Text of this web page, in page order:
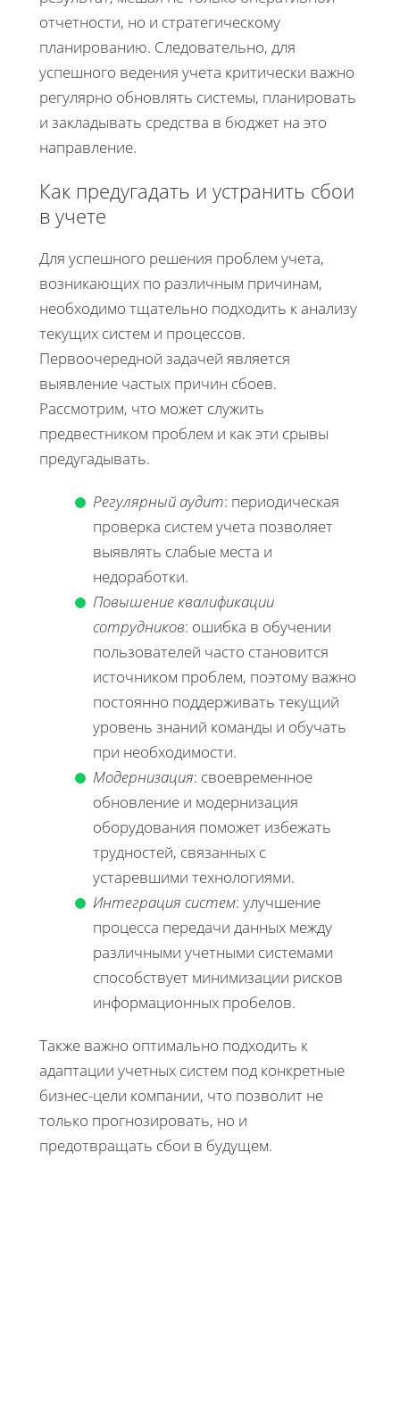
отчетности, но и стратегическому
планированию. Следовательно, для
успешного ведения учета критически важно
регулярно обновлять системы, планировать
и закладывать средства в бюджет на это
направление.
Как предугадать и устранить сбои
в учете
Для успешного решения проблем учета,
возникающих по различным причинам,
необходимо тщательно подходить к анализу
текущих систем и процессов.
Первоочередной задачей является
выявление частых причин сбоев.
Рассмотрим, что может служить
предвестником проблем и как эти срывы
предугадывать.
Регулярный аудит: периодическая
проверка систем учета позволяет
выявлять слабые места и
недоработки.
Повышение квалификации
сотрудников: ошибка в обучении
пользователей часто становится
источником проблем, поэтому важно
постоянно поддерживать текущий
уровень знаний команды и обучать
при необходимости.
Модернизация: своевременное
обновление и модернизация
оборудования поможет избежать
трудностей, связанных с
устаревшими технологиями.
Интеграция систем: улучшение
процесса передачи данных между
различными учетными системами
способствует минимизации рисков
информационных пробелов.
Также важно оптимально подходить к
адаптации учетных систем под конкретные
бизнес-цели компании, что позволит не
только прогнозировать, но и
предотвращать сбои в будущем.